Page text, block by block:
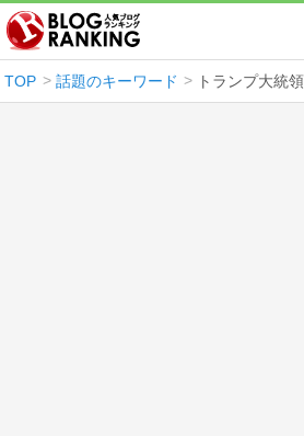
TOP 話題のキーワード トランプ大統領